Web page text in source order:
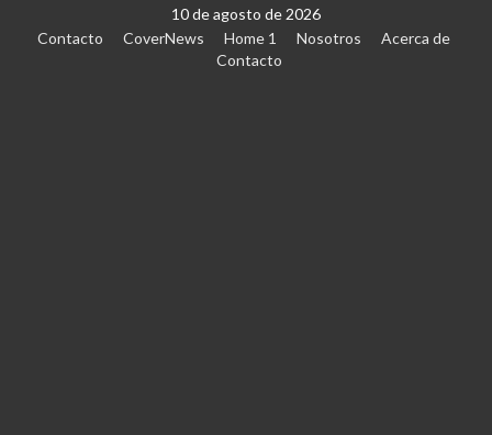
10 de agosto de 2026
Contacto
CoverNews Home 1 Nosotros
Acerca de
Contacto